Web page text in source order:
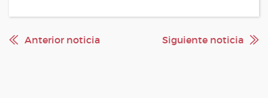
Anterior noticia Siguiente noticia